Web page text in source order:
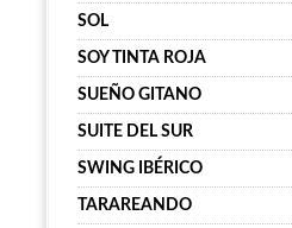
SOL
SOY TINTA ROJA
SUEÑO GITANO
SUITE DEL SUR
SWING IBÉRICO
TARAREANDO